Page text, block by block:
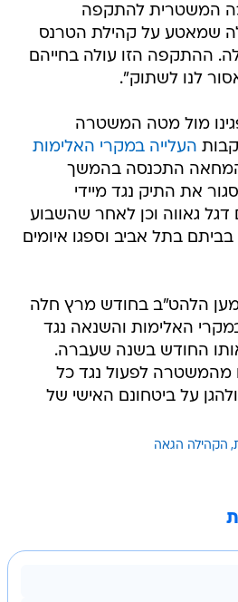
המשטרית להתקפה
שמאטע על קהילת הטרנס
ההתקפה הזו עולה בחייהם
לנו לשתוק".
מול מטה המשטרה
העלייה במקרי האלימות
התכנסה בהמשך
את התיק נגד מיידי
גאווה וכן לאחר שהשבוע
בביתם בתל אביב וספגו איומים
הלהט"ב בחודש מרץ חלה
האלימות והשנאה נגד
החודש בשנה שעברה.
מהמשטרה לפעול נגד כל
על ביטחונם האישי של
הקהילה הגאה